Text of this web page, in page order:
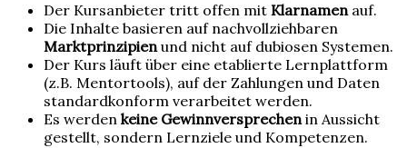
Der Kursanbieter tritt offen mit Klarnamenauf.
Die Inhalte basieren auf nachvollziehbaren
Marktprinzipienund nicht auf dubiosen Systemen.
Der Kurs läuft über eine etablierte Lernplattform
(z.B. Mentortools), auf der Zahlungen und Daten
standardkonform verarbeitet werden.
Es werden keine Gewinnversprechenin Aussicht
gestellt, sondern Lernziele und Kompetenzen.